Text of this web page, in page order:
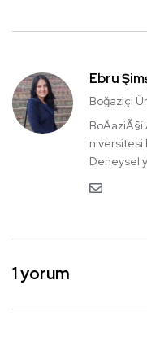
Ebru
Boğaziçi
niversitesi
Deneysel
1 yorum